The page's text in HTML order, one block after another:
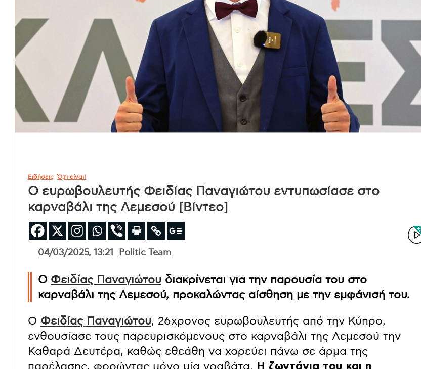
Ειδήσεις Ό,τι είναι!
Ο ευρωβουλευτής Φειδίας Παναγιώτου εντυπωσίασε στο
καρναβάλι της Λεμεσού [Βίντεο]
04/03/2025, 13:21 Politic Team
Ο Φειδίας Παναγιώτου διακρίνεται για την παρουσία του στο
καρναβάλι της Λεμεσού, προκαλώντας αίσθηση με την εμφάνισή του.
Ο Φειδίας Παναγιώτου, 26χρονος ευρωβουλευτής από την Κύπρο,
ενθουσίασε τους παρευρισκόμενους στο καρναβάλι της Λεμεσού την
Καθαρά Δευτέρα, καθώς εθεάθη να χορεύει πάνω σε άρμα της
παρέλασης, φορώντας μόνο μία γραβάτα.
Η ζωντάνια του και η